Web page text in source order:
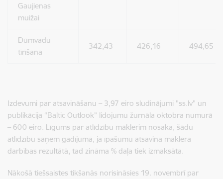
Gaujienas
muižai
Dūmvadu
tīrīšana
342,43 426,16 494,65
Izdevumi par atsavināšanu – 3,97 eiro sludinājumi "ss.lv" un
publikācija “Baltic Outlook” lidojumu žurnāla oktobra numurā
– 600 eiro. Līgums par atlīdzību māklerim nosaka, šādu
atlīdzību saņem gadījumā, ja īpašumu atsavina māklera
darbības rezultātā, tad zināma % daļa tiek izmaksāta.
Nākošā tiešsaistes tikšanās norisināsies 19. novembrī par